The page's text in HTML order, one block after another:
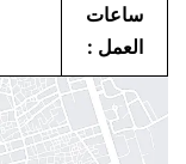
ساعات
العمل :